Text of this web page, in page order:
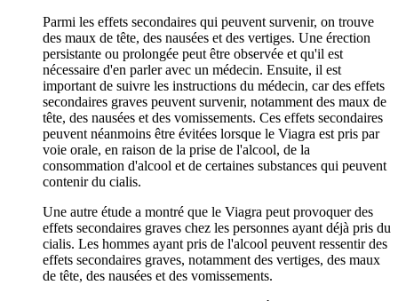
Parmi les effets secondaires qui peuvent survenir, on trouve
des maux de tête, des nausées et des vertiges. Une érection
persistante ou prolongée peut être observée et qu'il est
nécessaire d'en parler avec un médecin. Ensuite, il est
important de suivre les instructions du médecin, car des effets
secondaires graves peuvent survenir, notamment des maux de
tête, des nausées et des vomissements. Ces effets secondaires
peuvent néanmoins être évitées lorsque le Viagra est pris par
voie orale, en raison de la prise de l'alcool, de la
consommation d'alcool et de certaines substances qui peuvent
contenir du cialis.
Une autre étude a montré que le Viagra peut provoquer des
effets secondaires graves chez les personnes ayant déjà pris du
cialis. Les hommes ayant pris de l'alcool peuvent ressentir des
effets secondaires graves, notamment des vertiges, des maux
de tête, des nausées et des vomissements.